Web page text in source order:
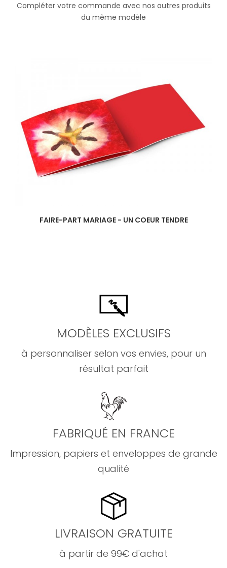
Compléter votre commande avec nos autres produits
du même modèle
FAIRE-PART MARIAGE - UN COEUR TENDRE
MODÈLES EXCLUSIFS
à personnaliser selon vos envies, pour un
résultat parfait
FABRIQUÉ EN FRANCE
Impression, papiers et enveloppes de grande
qualité
LIVRAISON GRATUITE
à partir de 99€ d'achat